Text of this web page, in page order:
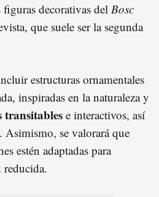
decorativas del Bosc
que suele ser la segunda
estructuras ornamentales
inspiradas en la naturaleza y
transitables e interactivos, así
. Asimismo, se valorará que
estén adaptadas para